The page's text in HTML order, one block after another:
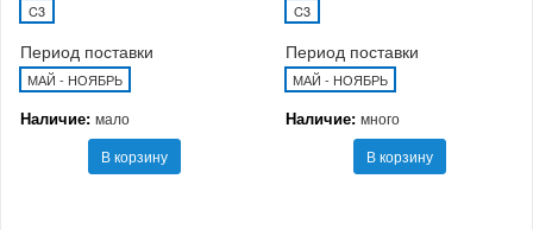
C3
Период поставки
МАЙ - НОЯБРЬ
Наличие: мало
В корзину
C3
Период поставки
МАЙ - НОЯБРЬ
Наличие: много
В корзину